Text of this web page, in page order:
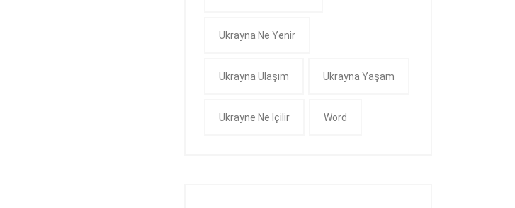
Ukrayna Ne Yenir
Ukrayna Ulaşım Ukrayna Yaşam
Ukrayne Ne Içilir Word